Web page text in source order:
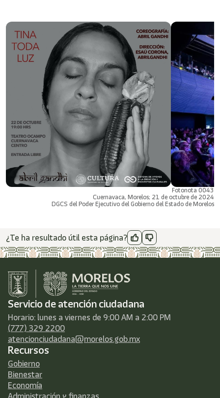
Fotonota 0043
Cuernavaca, Morelos; 21 de octubre de 2024
DGCS del Poder Ejecutivo del Gobierno del Estado de Morelos
¿Te ha resultado útil esta página?
Servicio de atención ciudadana
Horario: lunes a viernes de 9:00 AM a 2:00 PM
(777) 329 2200
atencionciudadana@morelos.gob.mx
Recursos
Gobierno
Bienestar
Economía